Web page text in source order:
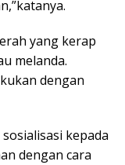
yang kerap
melanda.
dengan
kepada
dengan cara